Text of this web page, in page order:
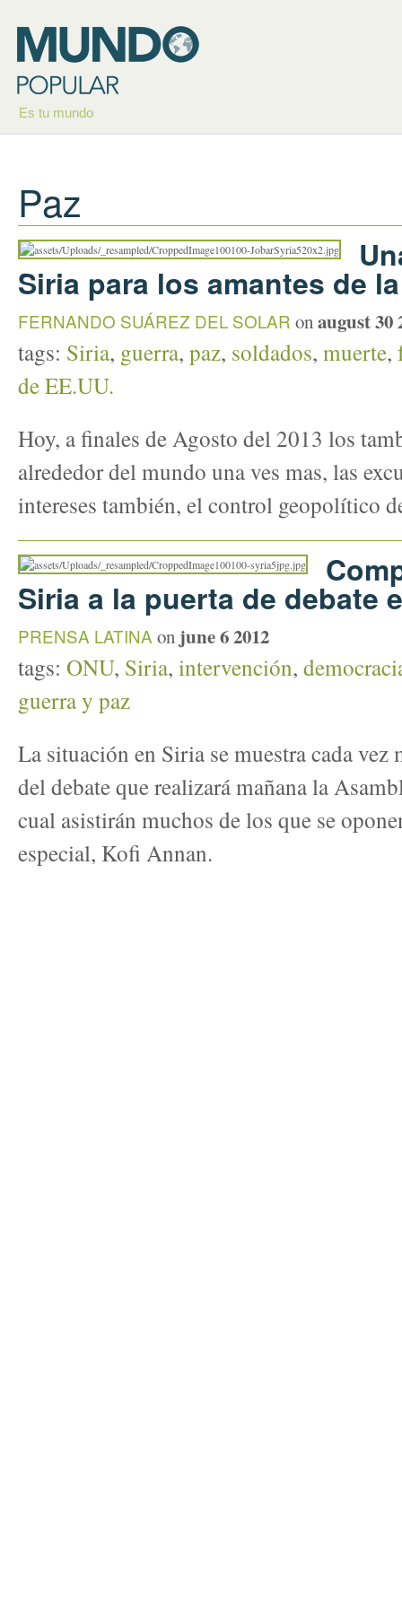
Es tu mundo
Paz
Siria para los amantes de
FERNANDO SUÁREZ DEL SOLAR onaugust 30
tags: Siria, guerra, paz, soldados, muerte,
de EE.UU.
Hoy, a finales de Agosto del 2013 los
alrededor del mundo una ves mas, las
intereses también, el control geopolítico
Siria a la puerta de debate
PRENSA LATINA on june 6 2012
tags: ONU, Siria, intervención,
guerra y paz
La situación en Siria se muestra cada vez
del debate que realizará mañana la
cual asistirán muchos de los que se
especial, Kofi Annan.